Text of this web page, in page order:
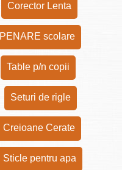
Corector Lenta
PENARE scolare
Table p/n copii
Seturi de rigle
Creioane Cerate
Sticle pentru apa